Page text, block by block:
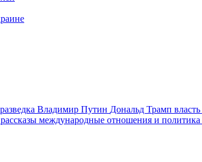
Владимир Путин Дональд Трамп власть
международные отношения и политика